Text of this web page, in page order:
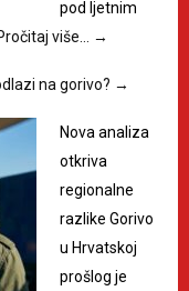
pod ljetnim
više… →
na gorivo? →
Nova analiza
otkriva
regionalne
razlike Gorivo
u Hrvatskoj
prošlog je